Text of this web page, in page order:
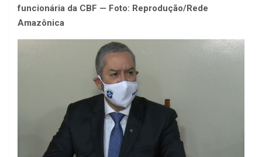
funcionária da CBF — Foto: Reprodução/Rede
Amazônica